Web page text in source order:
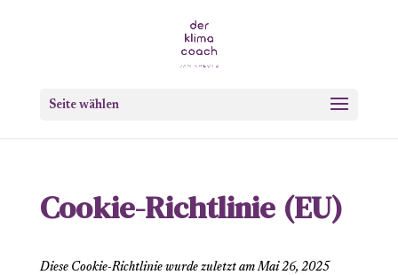
Seite wählen
Cookie-Richtlinie (EU)
Diese Cookie-Richtlinie wurde zuletzt am Mai 26, 2025